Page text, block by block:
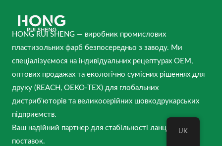
HONG RUI SHENG — виробник промислових
пластизольних фарб безпосередньо з заводу. Ми
спеціалізуємося на індивідуальних рецептурах OEM,
оптових продажах та екологічно сумісних рішеннях для
друку (REACH, OEKO-TEX) для глобальних
дистриб'юторів та великосерійних шовкодрукарських
підприємств.
Ваш надійний партнер для стабільності ланцюга
поставок.
UK